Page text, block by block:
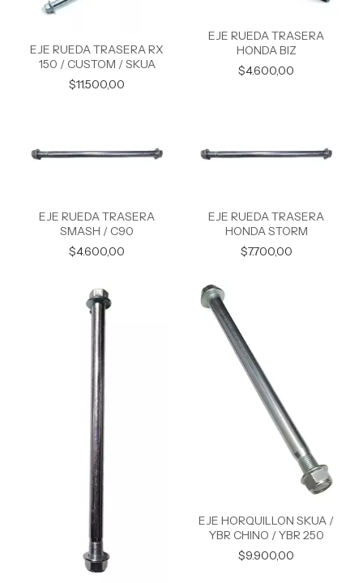
EJE RUEDA TRASERA RX
150 / CUSTOM / SKUA
$11.500,00
EJE RUEDA TRASERA
HONDA BIZ
$4.600,00
EJE RUEDA TRASERA
SMASH / C90
$4.600,00
EJE RUEDA TRASERA
HONDA STORM
$7.700,00
EJE HORQUILLON SKUA /
YBR CHINO / YBR 250
$9.900,00